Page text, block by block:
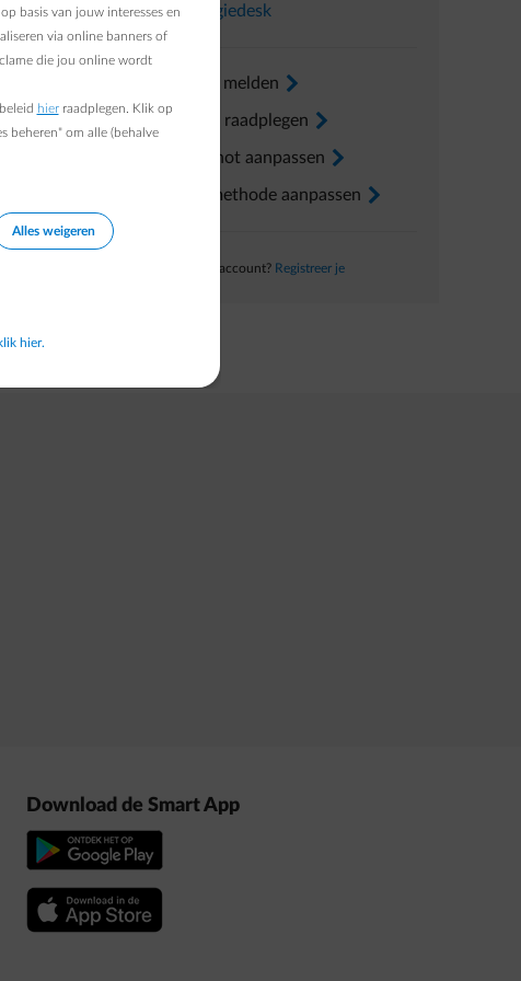
te
InEnergiedesk
Verhuis melden arrow-right
Factuur raadplegen arrow-right
Voorschot aanpassen arrow-right
Betaalmethode aanpassen arrow-right
Nog geen account? Registreer je
Download de Smart App
basis van jouw interesses en
via online banners of
die jou online wordt
hierraadplegen. Klik op
beheren" om alle (behalve
Alles weigeren
hier.